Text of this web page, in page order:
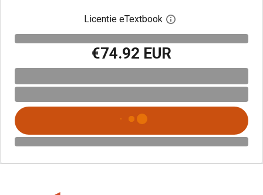
Licentie eTextbook Open het
€74.92 EUR